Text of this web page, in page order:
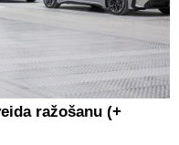
ražošanu (+